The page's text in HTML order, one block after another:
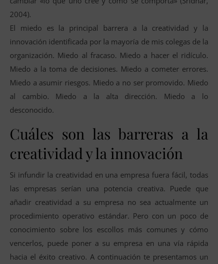
2004).
El miedo es la principal barrera a la creatividad y la
innovación identificada por la mayoría de mis colegas de la
organización. Miedo al fracaso. Miedo a hacer el ridículo.
Miedo a la toma de decisiones. Miedo a cometer errores.
Miedo a asumir riesgos. Miedo a no ser promovido. Miedo
al cambio. Miedo a la alta dirección. Miedo a lo
desconocido.
Cuáles son las barreras a la
creatividad y la innovación
Si infundir la creatividad en una empresa fuera fácil, todas
las empresas serían una potencia creativa. Puede que
añadir creatividad a su empresa no sea actualmente un
procedimiento operativo estándar. Pero con un poco de
conocimiento sobre los escollos más comunes y cómo
vencerlos, puede poner a su empresa en una vía rápida
hacia el éxito creativo. A continuación te presentamos un